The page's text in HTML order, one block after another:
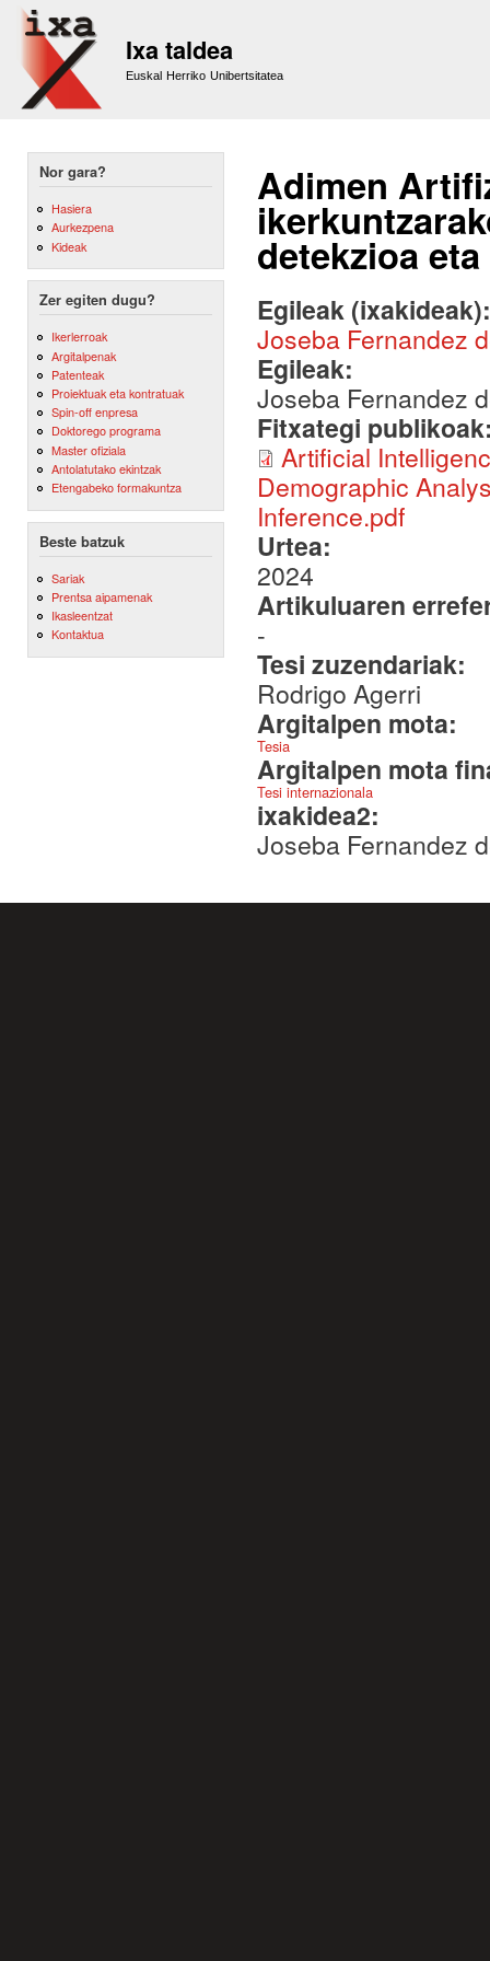
Ixa taldea
Euskal Herriko Unibertsitatea
Nor gara?
Hasiera
Aurkezpena
Kideak
Zer egiten dugu?
Ikerlerroak
Argitalpenak
Patenteak
Proiektuak eta kontratuak
Spin-off enpresa
Doktorego programa
Master ofiziala
Antolatutako ekintzak
Etengabeko formakuntza
Beste batzuk
Sariak
Prentsa aipamenak
Ikasleentzat
Kontaktua
Adimen
detekzioa
Egileak
Joseba Fernandez
Egileak:
Joseba Fernandez
Fitxategi
Artificial
Demographic
Inference.pdf
Urtea:
2024
Artikuluaren
-
Tesi zuzendariak:
Rodrigo Agerri
Argitalpen mota:
Tesia
Argitalpen mota
Tesi internazionala
ixakidea2:
Joseba Fernandez